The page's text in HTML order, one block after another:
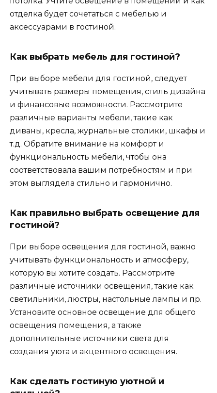
отделка будет сочетаться с мебелью и
аксессуарами в гостиной.
Как выбрать мебель для гостиной?
При выборе мебели для гостиной, следует
учитывать размеры помещения, стиль дизайна
и финансовые возможности. Рассмотрите
различные варианты мебели, такие как
диваны, кресла, журнальные столики, шкафы и
т.д. Обратите внимание на комфорт и
функциональность мебели, чтобы она
соответствовала вашим потребностям и при
этом выглядела стильно и гармонично.
Как правильно выбрать освещение для
гостиной?
При выборе освещения для гостиной, важно
учитывать функциональность и атмосферу,
которую вы хотите создать. Рассмотрите
различные источники освещения, такие как
светильники, люстры, настольные лампы и пр.
Установите основное освещение для общего
освещения помещения, а также
дополнительные источники света для
создания уюта и акцентного освещения.
Как сделать гостиную уютной и